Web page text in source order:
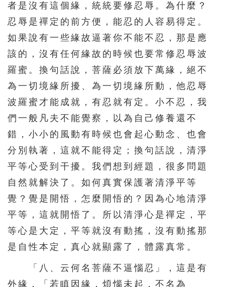
216 217 218 219 220
221 222 223 224 225
231 232 233 234 235
236 237 238 239 240
241 242 243 244 245
246 247 248 249 250
256 257 258 259 260
261 262 263 264 265
266 267 268 269 270
271 272 273 274 275
者是沒有這個緣，統統要修忍辱。為什麼？
忍辱是禪定的前方便，能忍的人容易得定。
如果說有一些緣故逼著你不能不忍，那是應
該的，沒有任何緣故的時候也要常修忍辱波
羅蜜。換句話說，菩薩必須放下萬緣，絕不
為一切境緣所擾、為一切境緣所動，他忍辱
波羅蜜才能成就，有忍就有定。小不忍，我
們一般凡夫不能覺察，以為自己修養還不
錯，小小的風動有時候也會起心動念、也會
分別執著，這就不能得定；換句話說，清淨
平等心受到干擾。我們想到經題，很多問題
自然就解決了。如何真實保護著清淨平等
覺？覺是開悟，怎麼開悟的？因為心地清淨
平等，這就開悟了。所以清淨心是禪定，平
等心是大定，平等就沒有動搖，沒有動搖那
是自性本定，真心就顯露了，體露真常。
「八、云何名菩薩不逼惱忍」，這是有
外緣，「若瞋因緣，煩惱未起，不名為